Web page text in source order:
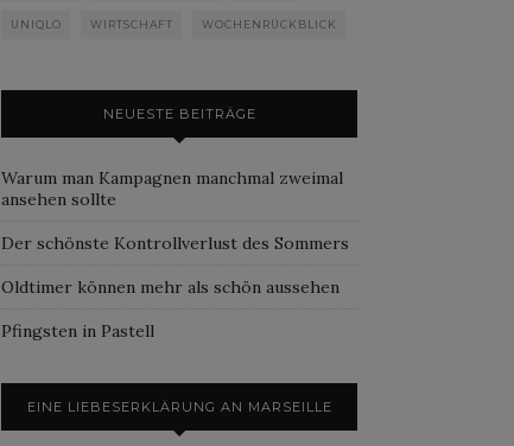
UNIQLO WIRTSCHAFT WOCHENRÜCKBLICK
NEUESTE BEITRÄGE
Warum man Kampagnen manchmal zweimal
ansehen sollte
Der schönste Kontrollverlust des Sommers
Oldtimer können mehr als schön aussehen
Pfingsten in Pastell
EINE LIEBESERKLÄRUNG AN MARSEILLE